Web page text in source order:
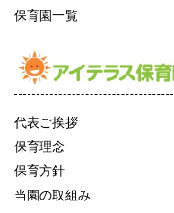
保育園一覧
代表ご挨拶
保育理念
保育方針
当園の取組み